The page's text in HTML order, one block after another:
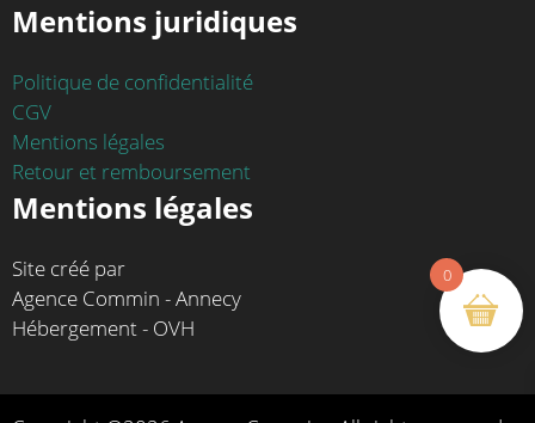
Mentions juridiques
Politique de confidentialité
CGV
Mentions légales
Retour et remboursement
Mentions légales
Site créé par
Agence Commin - Annecy
Hébergement - OVH
0